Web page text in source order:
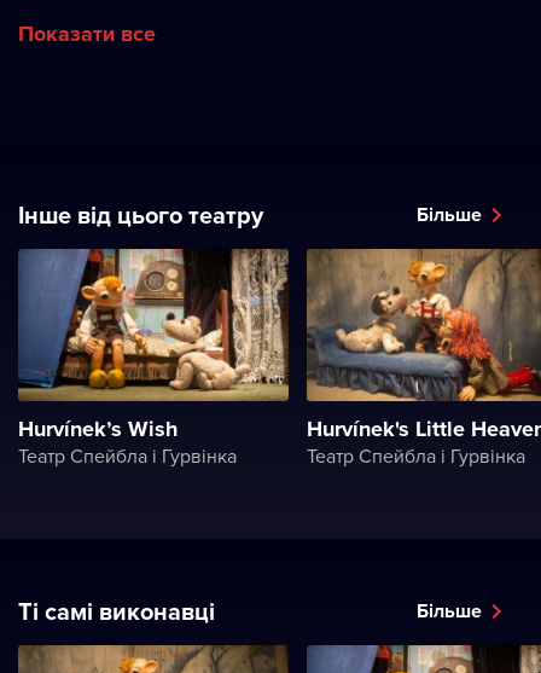
Показати все
Інше від цього театру Більше
Hurvínek’s Wish
Театр Спейбла і Гурвінка
Hurvínek's Little
Театр Спейбла і Гурвінка
Ті самі виконавці Більше